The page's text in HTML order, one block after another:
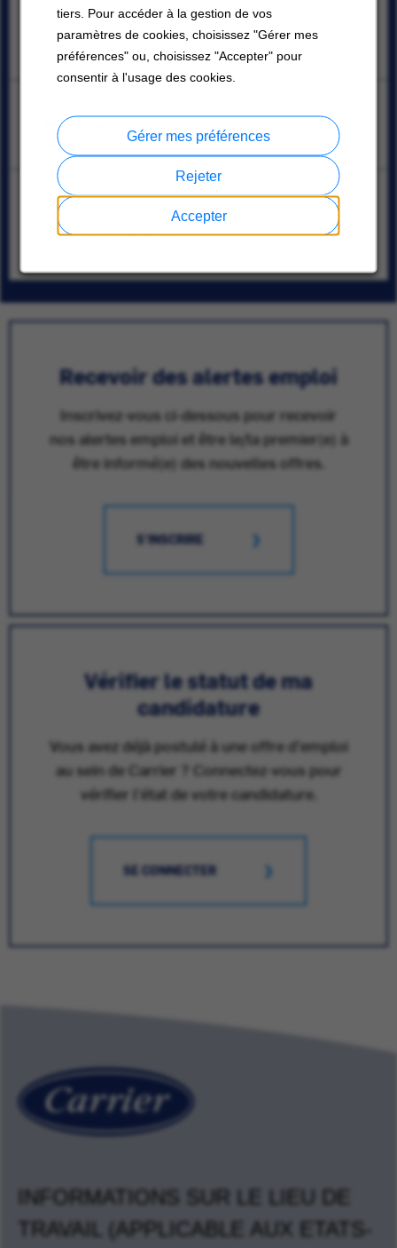
tiers. Pour accéder à la gestion de vos
paramètres de cookies, choisissez "Gérer mes
préférences" ou, choisissez "Accepter" pour
consentir à l'usage des cookies.
Accepter
Rejeter
Gérer mes préférences
Area Sales Manager - Boston Equipment
Canton, Massachusetts; Billerica, Massachusetts
08/07/2026
Mississauga, Ontario
08/07/2026
Commercial HVAC Apprentice Service Technician –
Union
Oklahoma City, Oklahoma
Recevoir des alertes emploi
Inscrivez-vous ci-dessous pour recevoir
nos alertes emploi et être le/la premier(e) à
être informé(e) des nouvelles offres.
S'INSCRIRE
Vérifier le statut de ma
candidature
Vous avez déjà postulé à une offre d'emploi
au sein de Carrier ? Connectez-vous pour
vérifier l'état de votre candidature.
SE CONNECTER
INFORMATIONS SUR LE LIEU DE
TRAVAIL (APPLICABLE AUX ETATS-